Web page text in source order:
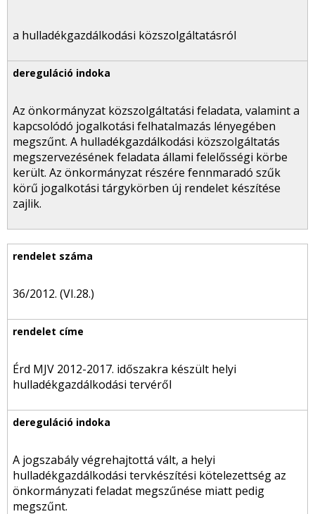
a hulladékgazdálkodási közszolgáltatásról
Az önkormányzat közszolgáltatási feladata, valamint a
kapcsolódó jogalkotási felhatalmazás lényegében
megszűnt. A hulladékgazdálkodási közszolgáltatás
megszervezésének feladata állami felelősségi körbe
került. Az önkormányzat részére fennmaradó szűk
körű jogalkotási tárgykörben új rendelet készítése
zajlik.
36/2012. (VI.28.)
Érd MJV 2012-2017. időszakra készült helyi
hulladékgazdálkodási tervéről
A jogszabály végrehajtottá vált, a helyi
hulladékgazdálkodási tervkészítési kötelezettség az
önkormányzati feladat megszűnése miatt pedig
megszűnt.